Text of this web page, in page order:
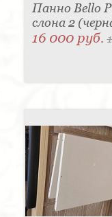
Панно Bello
слона 2
16 000 руб.